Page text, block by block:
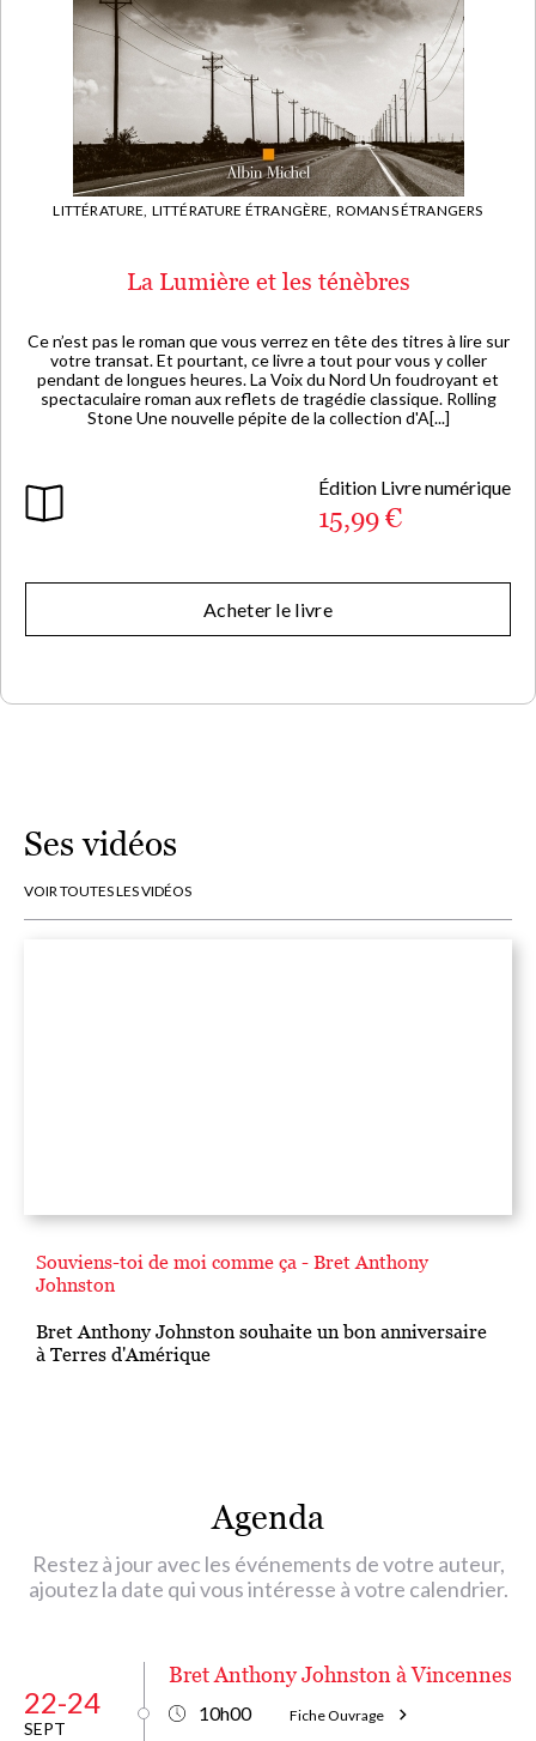
LITTÉRATURE, LITTÉRATURE ÉTRANGÈRE, ROMANS ÉTRANGERS
La Lumière et les ténèbres
Ce n’est pas le roman que vous verrez en tête des titres à lire sur
votre transat. Et pourtant, ce livre a tout pour vous y coller
pendant de longues heures. La Voix du Nord Un foudroyant et
spectaculaire roman aux reflets de tragédie classique. Rolling
Stone Une nouvelle pépite de la collection d'A[...]
Édition Livre numérique
15,99 €
Acheter le livre
Ses vidéos
VOIR TOUTES LES VIDÉOS
Souviens-toi de moi comme ça - Bret Anthony
Johnston
Bret Anthony Johnston souhaite un bon anniversaire
à Terres d'Amérique
Agenda
Restez à jour avec les événements de votre auteur,
ajoutez la date qui vous intéresse à votre calendrier.
22-24
SEPT
Bret Anthony Johnston à Vincennes
10h00 Fiche Ouvrage